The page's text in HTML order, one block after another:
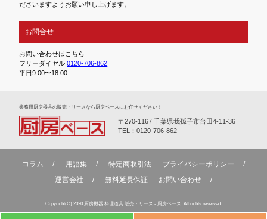
ださいますようお願い申し上げます。
お問合せ
お問い合わせはこちら
フリーダイヤル0120-706-862
平日9:00〜18:00
業務⽤厨房器具の販売・リースなら厨房ベースにお任せください！
〒270-1167 千葉県我孫子市台田4-11-36
TEL：0120-706-862
コラム 用語集 特定商取引法
プライバシーポリシー
運営会社
無料延⻑保証 お問い合わせ
Copyright(C) 2020 厨房機器 料理道具 販売・リース - 厨房ベース. All rights reserved.